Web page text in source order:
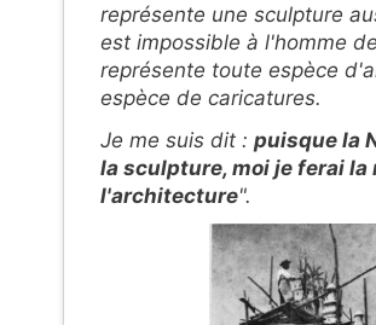
représente une sculpture
est impossible à l'homme
représente toute espèce
espèce de caricatures.
Je me suis dit : puisque la
la sculpture, moi je ferai la
l'architecture".